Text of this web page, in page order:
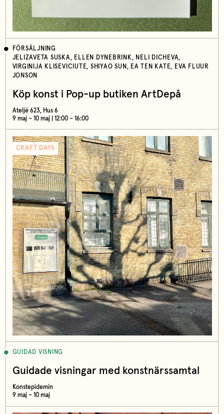
FÖRSÄLJNING
JELIZAVETA SUSKA, ELLEN DYNEBRINK, NELI DICHEVA,
VIRGINIJA KLISEVICIUTE, SHIYAO SUN, EA TEN KATE, EVA FLUUR
JONSON
Köp konst i Pop-up butiken ArtDepå
Ateljé 623, Hus 6
9 maj – 10 maj | 12:00 – 16:00
CRAFT DAYS
GUIDAD VISNING
Guidade visningar med konstnärssamtal
Konstepidemin
9 maj – 10 maj